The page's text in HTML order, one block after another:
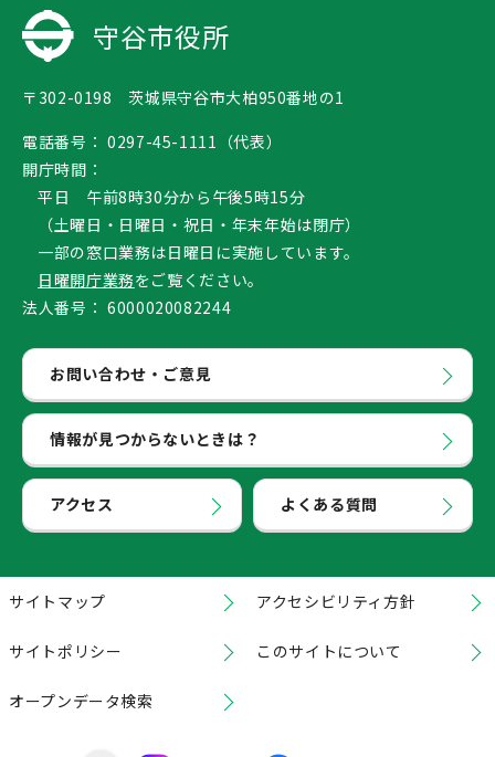
守谷市役所
〒302-0198 茨城県守谷市大柏950番地の1
電話番号： 0297-45-1111（代表）
開庁時間：
平日 午前8時30分から午後5時15分
（土曜日・日曜日・祝日・年末年始は閉庁）
一部の窓口業務は日曜日に実施しています。
日曜開庁業務をご覧ください。
法人番号： 6000020082244
お問い合わせ・ご意見
情報が見つからないときは？
アクセス よくある質問
サイトマップ アクセシビリティ方針
サイトポリシー このサイトについて
オープンデータ検索